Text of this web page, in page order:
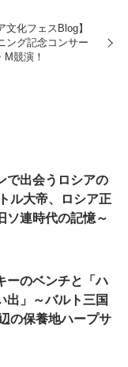
文化フェスBlog】
ング記念コンサー
M競演！
で出会うロシアの
ル大帝、ロシア正
ソ連時代の記憶～
ーのベンチと「ハ
出」～バルト三国
の保養地ハープサ